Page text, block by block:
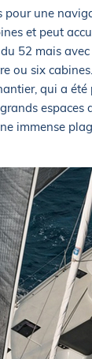
pour une
et peut
52 mais
ou six
qui a
immense